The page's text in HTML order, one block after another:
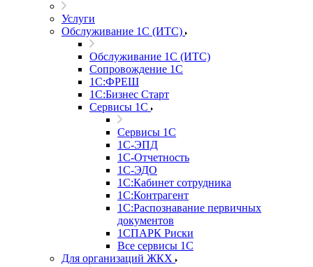
Услуги
Обслуживание 1С (ИТС)
Обслуживание 1С (ИТС)
Сопровождение 1С
1С:ФРЕШ
1С:Бизнес Старт
Сервисы 1С
Сервисы 1С
1С-ЭПД
1С-Отчетность
1С-ЭДО
1С:Кабинет сотрудника
1С:Контрагент
1С:Распознавание первичных
документов
1СПАРК Риски
Все сервисы 1С
Для организаций ЖКХ